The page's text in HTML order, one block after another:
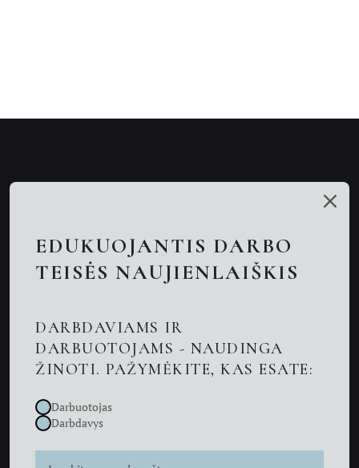
Nuotolinės konsultacijos
Advokatas Kaune
Naujienos
EDUKUOJANTIS DARBO
TEISĖS NAUJIENLAIŠKIS
DARBDAVIAMS IR
DARBUOTOJAMS - NAUDINGA
ŽINOTI. PAŽYMĖKITE, KAS ESATE:
Darbuotojas
Darbdavys